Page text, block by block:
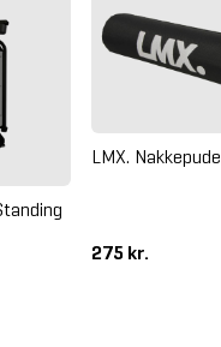
LMX. Nakkepude
275 kr.